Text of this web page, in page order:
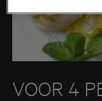
VOOR 4